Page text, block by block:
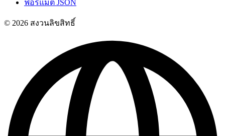
ฟอร์แมต JSON
© 2026 สงวนลิขสิทธิ์